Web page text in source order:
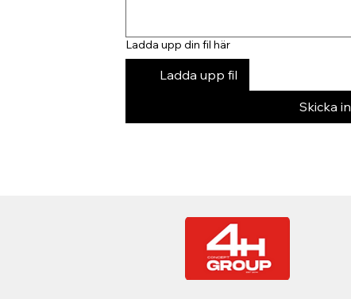
Ladda upp din fil här
Ladda upp fil
Skicka in